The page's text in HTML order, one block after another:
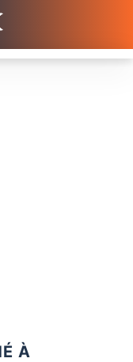
À